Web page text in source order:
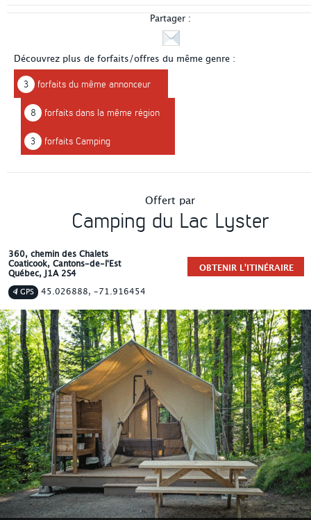
Partager :
Découvrez plus de forfaits/offres du même genre :
3 forfaits du même annonceur
8 forfaits dans la même région
3 forfaits Camping
Offert par
Camping du Lac Lyster
360, chemin des Chalets
Coaticook, Cantons-de-l'Est
Québec, J1A 2S4
GPS 45.026888, -71.916454
OBTENIR L'ITINÉRAIRE